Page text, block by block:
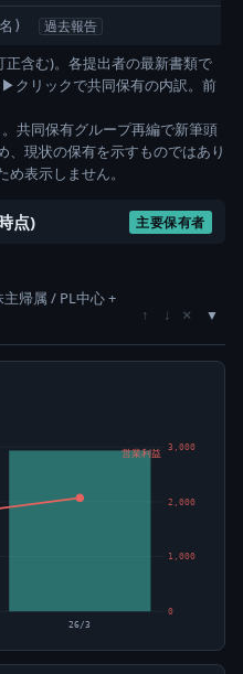
) 過去報告
正含む)。各提出者の最新書類で
クリックで共同保有の内訳。前
共同保有グループ再編で新筆頭
、現状の保有を示すものではあり
表示しません。
点) 主要保有者
帰属 / PL中心 +
↑ ↓ ×
0
1,000
2,000
3,000
26/3
営業利益